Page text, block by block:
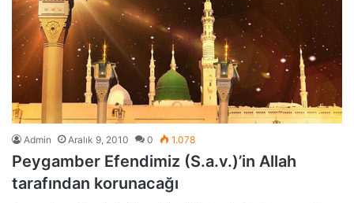
Admin Aralık 9, 2010 0 1.078
Peygamber Efendimiz (S.a.v.)’in Allah
tarafından korunacağı